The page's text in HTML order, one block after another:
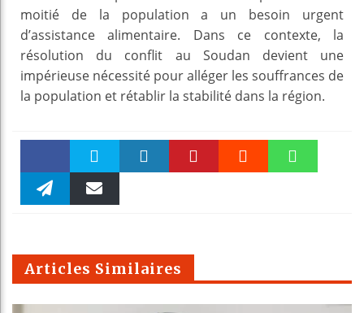
moitié de la population a un besoin urgent
d’assistance alimentaire. Dans ce contexte, la
résolution du conflit au Soudan devient une
impérieuse nécessité pour alléger les souffrances de
la population et rétablir la stabilité dans la région.
Faceboo Twitter
m
Articles Similaires